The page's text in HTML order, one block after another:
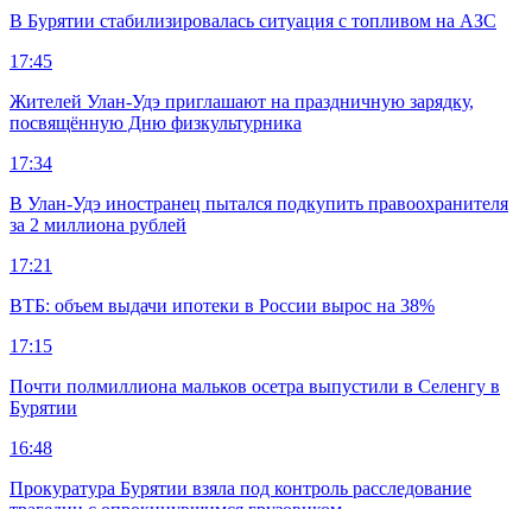
В Бурятии стабилизировалась ситуация с топливом на АЗС
17:45
Жителей Улан-Удэ приглашают на праздничную зарядку,
посвящённую Дню физкультурника
17:34
В Улан-Удэ иностранец пытался подкупить правоохранителя
за 2 миллиона рублей
17:21
ВТБ: объем выдачи ипотеки в России вырос на 38%
17:15
Почти полмиллиона мальков осетра выпустили в Селенгу в
Бурятии
16:48
Прокуратура Бурятии взяла под контроль расследование